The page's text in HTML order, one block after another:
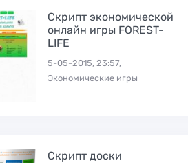
Скрипт экономической
онлайн игры FOREST-
LIFE
5-05-2015, 23:57,
Экономические игры
Скрипт доски